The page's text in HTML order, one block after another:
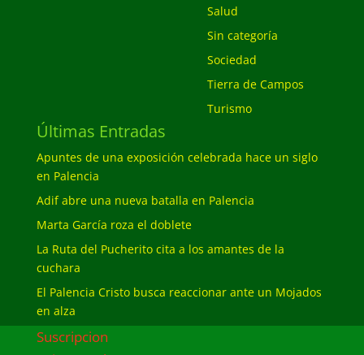
Salud
Sin categoría
Sociedad
Tierra de Campos
Turismo
Últimas Entradas
Apuntes de una exposición celebrada hace un siglo
en Palencia
Adif abre una nueva batalla en Palencia
Marta García roza el doblete
La Ruta del Pucherito cita a los amantes de la
cuchara
El Palencia Cristo busca reaccionar ante un Mojados
en alza
Suscripcion